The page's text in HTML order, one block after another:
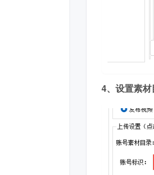
4、设置素